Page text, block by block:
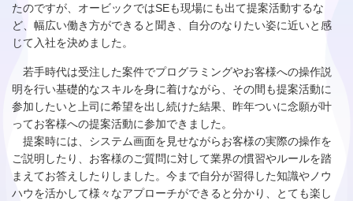
たのですが、オービックではSEも現場にも出て提案活動するな
ど、幅広い働き方ができると聞き、自分のなりたい姿に近いと感
じて入社を決めました。
若手時代は受注した案件でプログラミングやお客様への操作説
明を行い基礎的なスキルを身に着けながら、その間も提案活動に
参加したいと上司に希望を出し続けた結果、昨年ついに念願が叶
ってお客様への提案活動に参加できました。
提案時には、システム画面を見せながらお客様の実際の操作を
ご説明したり、お客様のご質問に対して業界の慣習やルールを踏
まえてお答えしたりしました。今まで自分が習得した知識やノウ
ハウを活かして様々なアプローチができると分かり、とても楽し